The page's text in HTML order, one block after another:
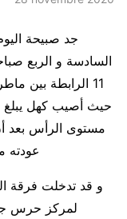
السادسة و الربع
11 الرابطة بين
مستوى الرأس
عودته
و قد تدخلت فرقة
لمركز حرس